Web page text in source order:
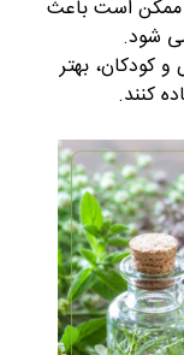
است باعث
شود.
و کودکان، بهتر
کنند.